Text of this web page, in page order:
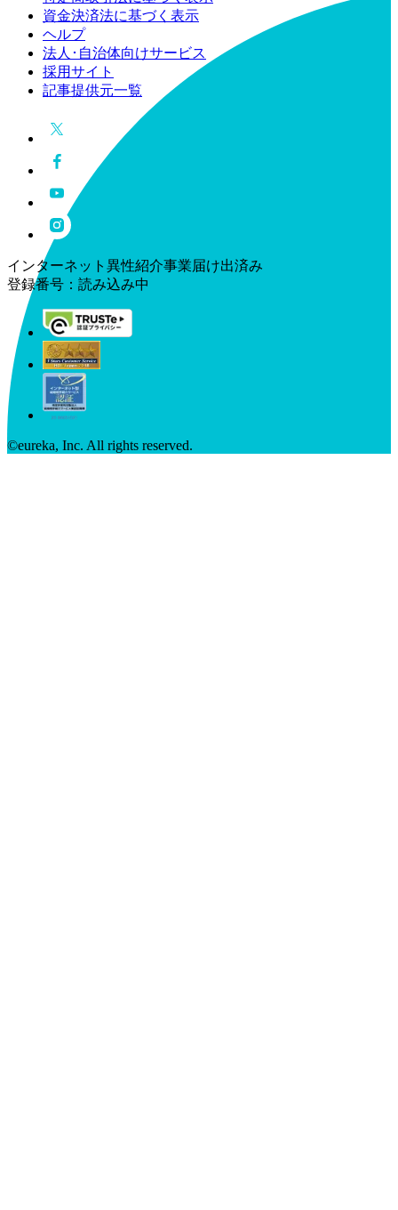
資金決済法に基づく表示
ヘルプ
法人･自治体向けサービス
採用サイト
記事提供元一覧
インターネット異性紹介事業届け出済み
登録番号： 読み込み中
©︎eureka, Inc. All rights reserved.